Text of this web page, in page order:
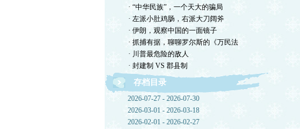
· “中华民族”，一个天大的骗局
· 左派小肚鸡肠，右派大刀阔斧
· 伊朗，观察中国的一面镜子
· 抓捕有据，聊聊罗尔斯的《万民法
· 川普最危险的敌人
· 封建制 VS 郡县制
存档目录
2026-07-27 - 2026-07-30
2026-03-01 - 2026-03-18
2026-02-01 - 2026-02-27